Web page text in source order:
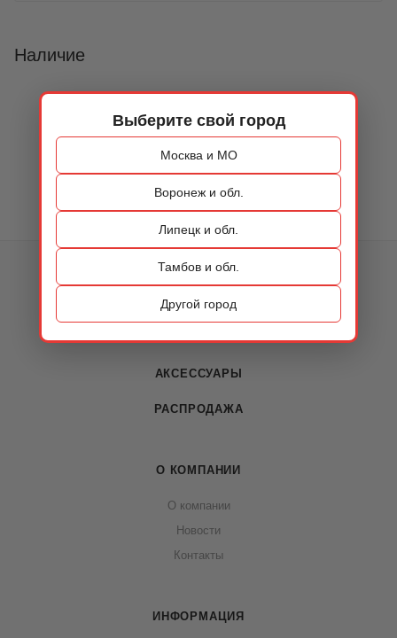
Выберите свой город
Москва и МО
Воронеж и обл.
Липецк и обл.
Тамбов и обл.
Другой город
Наличие
КАТАЛОГ
ОБУВЬ
СУМКИ
АКСЕССУАРЫ
РАСПРОДАЖА
О КОМПАНИИ
О компании
Новости
Контакты
ИНФОРМАЦИЯ